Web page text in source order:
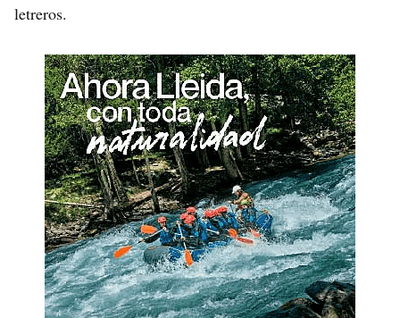
letreros.